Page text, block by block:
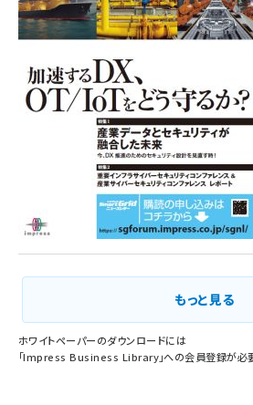
インプレス SmartGridニュー
Vol.1
もっと見る
ホワイトペーパーのダウンロードには
「Impress Business Library」への会員登録が必